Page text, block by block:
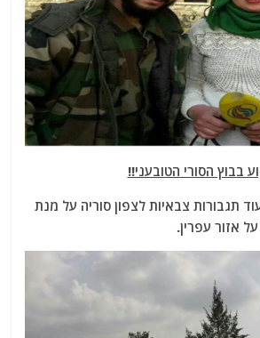
הסורי הטובעני!!
תגבורות צבאיות לצפון סוריה על מנת
אזור עפרין.